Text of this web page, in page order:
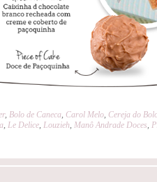
,Bolo de Caneca, Carol Melo, Cereja do
, Le Delice, Louzieh, Manô Andrade Doces,